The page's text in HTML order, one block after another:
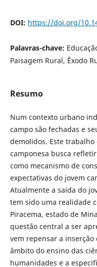
DOI: https://doi.org/
Palavras-chave:
Paisagem Rural, Êxodo
Resumo
Num contexto urbano
campo são fechadas e
demolidos. Este
camponesa busca
como mecanismo de
expectativas do jovem
Atualmente a saída do
tem sido uma realidade
Piracema, estado de
questão central a ser
vem repensar a
âmbito do ensino das
humanidades e a